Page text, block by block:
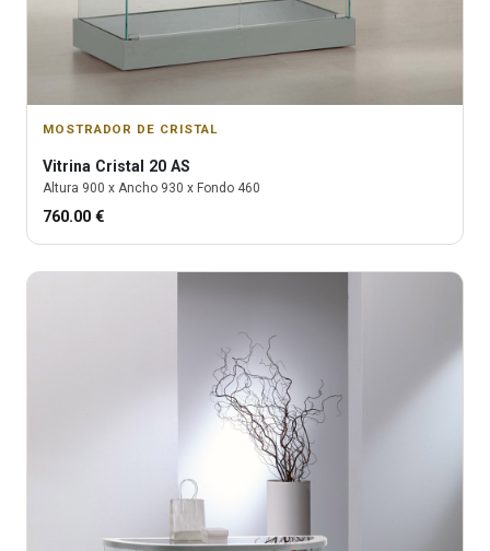
MOSTRADOR DE CRISTAL
Vitrina Cristal 20 AS
Altura 900 x Ancho 930 x Fondo 460
760.00 €